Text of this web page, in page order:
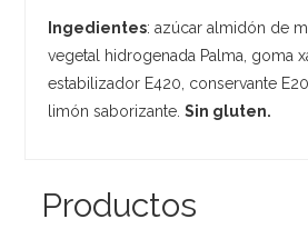
Ingedientes: azúcar almidón de
vegetal hidrogenada Palma, goma
estabilizador E420, conservante
limón saborizante.Sin gluten.
Productos